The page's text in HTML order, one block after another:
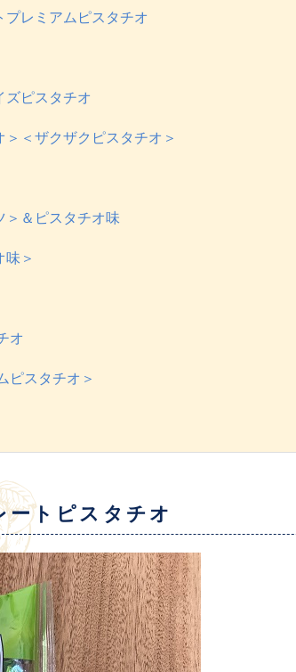
レミアムピスタチオ
ズピスタチオ
＜ザクザクピスタチオ＞
＞＆ピスタチオ味
＞
オ
ピスタチオ＞
ートピスタチオ